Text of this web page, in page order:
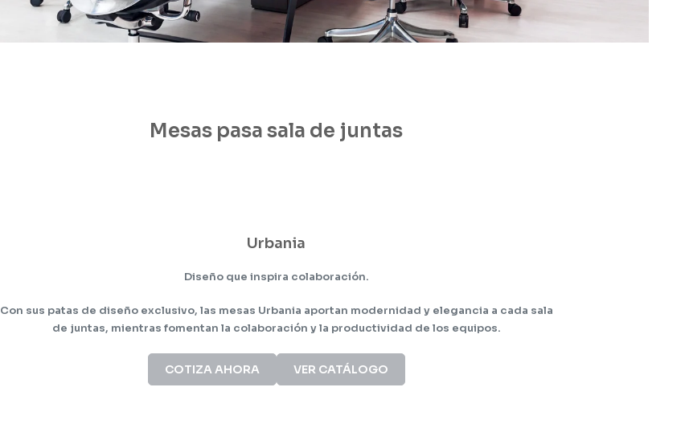
Mesas pasa sala de juntas
Urbania
Diseño que inspira colaboración.
Con sus patas de diseño exclusivo, las mesas Urbania aportan modernidad y elegancia a cada sala
de juntas, mientras fomentan la colaboración y la productividad de los equipos.
COTIZA AHORA VER CATÁLOGO